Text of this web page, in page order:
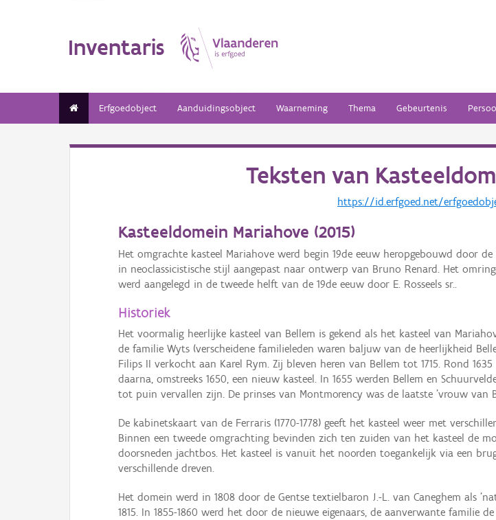
Inventaris
Erfgoedobject Aanduidingsobject Waarneming Thema Gebeurtenis
Teksten van
https://id.erfgoed.net/
Kasteeldomein Mariahove (2015)
Het omgrachte kasteel Mariahove werd begin 19de eeuw heropgebouwd door
in neoclassicistische stijl aangepast naar ontwerp van Bruno Renard. Het
werd aangelegd in de tweede helft van de 19de eeuw door E. Rosseels sr..
Historiek
Het voormalig heerlijke kasteel van Bellem is gekend als het kasteel van
de familie Wyts (verscheidene familieleden waren baljuw van de heerlijkheid
Filips II verkocht aan Karel Rym. Zij bleven heren van Bellem tot 1715. Rond
daarna, omstreeks 1650, een nieuw kasteel. In 1655 werden Bellem en
tot puin vervallen zijn. De prinses van Montmorency was de laatste 'vrouw van
De kabinetskaart van de Ferraris (1770-1778) geeft het kasteel weer met
Binnen een tweede omgrachting bevinden zich ten zuiden van het kasteel de
doorsneden jachtbos. Het kasteel is vanuit het noorden toegankelijk via een
verschillende dreven.
Het domein werd in 1808 door de Gentse textielbaron J.-L. van Caneghem als
1815. In 1855-1860 werd het door de nieuwe eigenaars, de aanverwante familie